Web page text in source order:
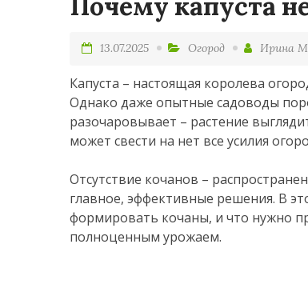
13.07.2025 Огород Ирина
Капуста – настоящая королева
Однако даже опытные садоводы
разочаровывает – растение
может свести на нет все усилия
Отсутствие кочанов –
главное, эффективные решения. В
формировать кочаны, и что нужно
полноценным урожаем.